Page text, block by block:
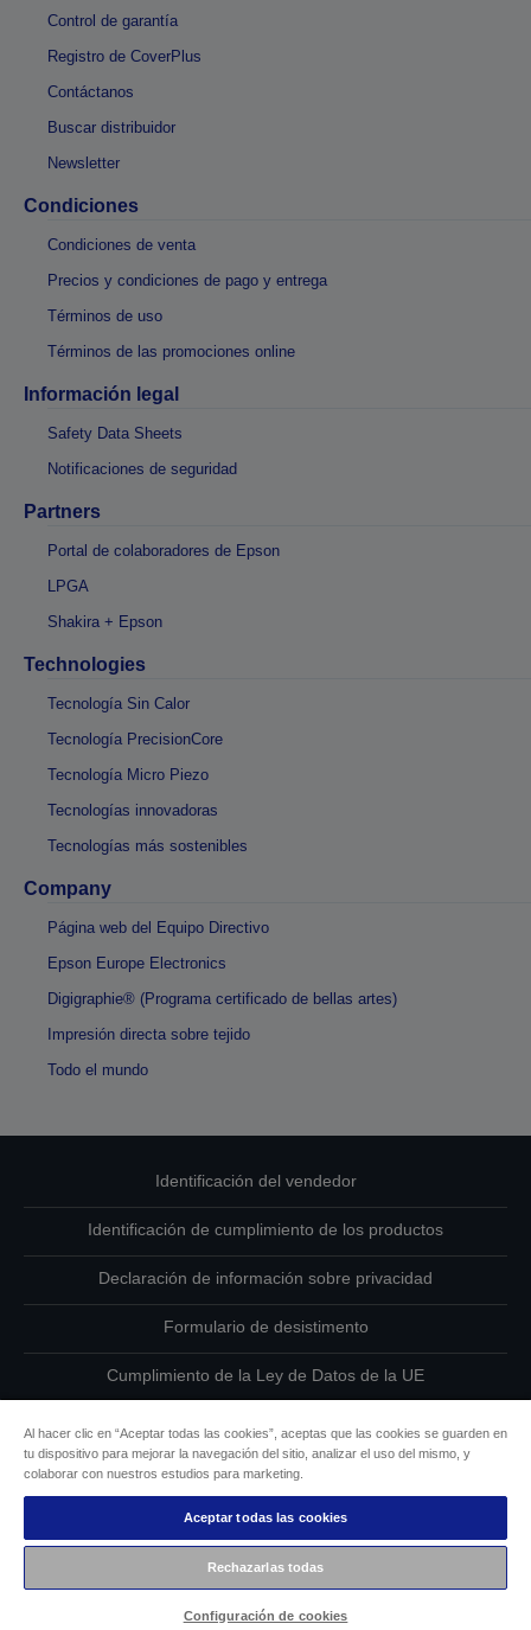
Control de garantía
Registro de CoverPlus
Contáctanos
Buscar distribuidor
Newsletter
Condiciones
Condiciones de venta
Precios y condiciones de pago y entrega
Términos de uso
Términos de las promociones online
Información legal
Safety Data Sheets
Notificaciones de seguridad
Partners
Portal de colaboradores de Epson
LPGA
Shakira + Epson
Technologies
Tecnología Sin Calor
Tecnología PrecisionCore
Tecnología Micro Piezo
Tecnologías innovadoras
Tecnologías más sostenibles
Company
Página web del Equipo Directivo
Epson Europe Electronics
Digigraphie® (Programa certificado de bellas artes)
Impresión directa sobre tejido
Todo el mundo
Identificación del vendedor
Identificación de cumplimiento de los productos
Declaración de información sobre privacidad
Formulario de desistimento
Cumplimiento de la Ley de Datos de la UE
Información sobre cookies
Compromiso de accesibilidad de Epson
Copyright © 2026 Seiko Epson
Al hacer clic en “Aceptar todas las cookies”, aceptas que las cookies se guarden en
tu dispositivo para mejorar la navegación del sitio, analizar el uso del mismo, y
colaborar con nuestros estudios para marketing.
Aceptar todas las cookies
Rechazarlas todas
Configuración de cookies